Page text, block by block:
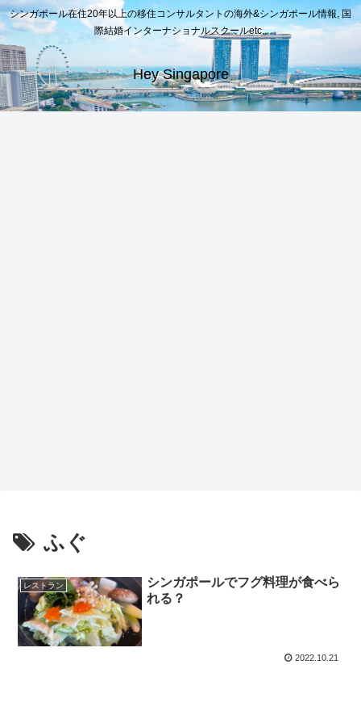
シンガポール在住20年以上の移住コンサルタントの海外&シンガポール情報, 国
際結婚インターナショナルスクールetc..
Hey Singapore
ふぐ
レストラン
シンガポールでフグ料理が食べら
れる？
2022.10.21